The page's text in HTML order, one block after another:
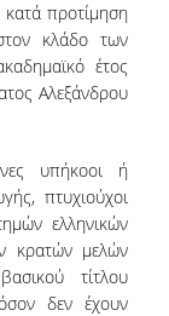
κατά προτίμηση
κλάδο των
έτος
Αλεξάνδρου
υπήκοοι ή
πτυχιούχοι
ελληνικών
κρατών μελών
τίτλου
δεν έχουν